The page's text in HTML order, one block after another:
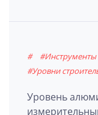
# #Инструменты
#Уровни
Уровень